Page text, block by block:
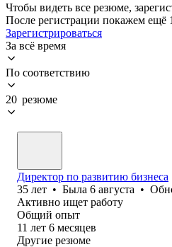
Чтобы видеть все резюме,
После регистрации покажем ещё
Зарегистрироваться
За всё время
По соответствию
20 резюме
Директор по развитию бизнеса
35 лет • Была 6 августа •
Активно ищет работу
Общий опыт
11 лет 6 месяцев
Другие резюме